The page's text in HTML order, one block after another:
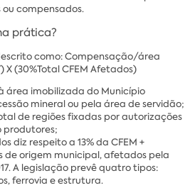
compensados.
prática?
como: Compensação/área
X (30%Total CFEM Afetados)
área imobilizada do Município
mineral ou pela área de servidão;
de regiões fixadas por autorizações
produtores;
diz respeito a 13% da CFEM +
de origem municipal, afetados pela
A legislação prevê quatro tipos:
ferrovia e estrutura.